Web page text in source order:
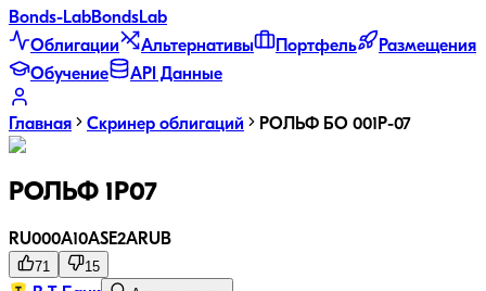
Bonds-LabBondsLab
Облигации
Альтернативы Портфель
Размещения
Обучение
API Данные
Главная Скринер облигаций РОЛЬФ БО 001Р-07
РОЛЬФ 1Р07
RU000A10ASE2ARUB
71 15